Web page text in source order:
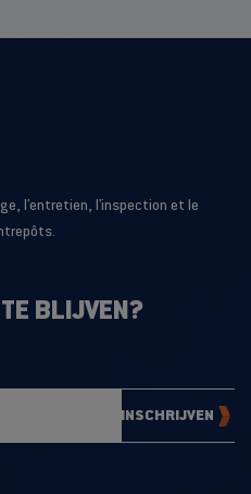
l'entretien, l'inspection et le
BLIJVEN?
INSCHRIJVEN